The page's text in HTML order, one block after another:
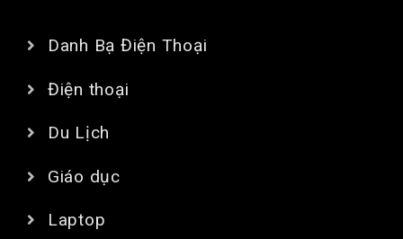
Danh Bạ Điện Thoại
Điện thoại
Du Lịch
Giáo dục
Laptop